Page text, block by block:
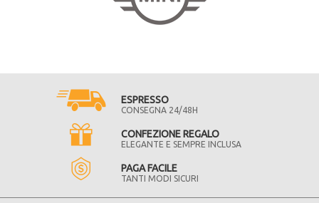
ESPRESSO
CONSEGNA 24/48H
CONFEZIONE REGALO
ELEGANTE E SEMPRE INCLUSA
PAGA FACILE
TANTI MODI SICURI